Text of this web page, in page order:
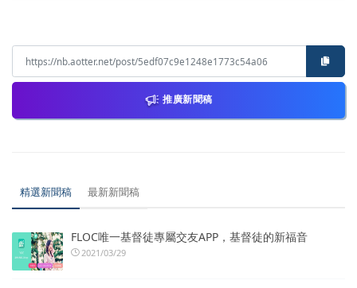
推廣新聞稿
精選新聞稿 最新新聞稿
FLOC唯一基督徒專屬交友APP，基督徒的新福音
2021/03/29